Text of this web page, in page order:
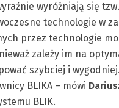
wyróżniają się
technologie w
przez technologie
zależy im na
szybciej i
BLIKA – mówi
BLIK.